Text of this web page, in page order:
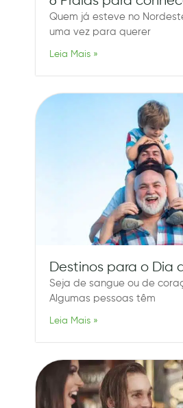
Quem já esteve no
uma vez para querer
Leia Mais »
Destinos para o Dia
Seja de sangue ou de
Algumas pessoas têm
Leia Mais »